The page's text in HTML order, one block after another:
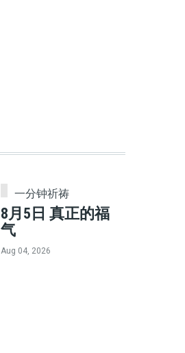
一分钟祈祷
8月5日 真正的福
气
Aug 04, 2026